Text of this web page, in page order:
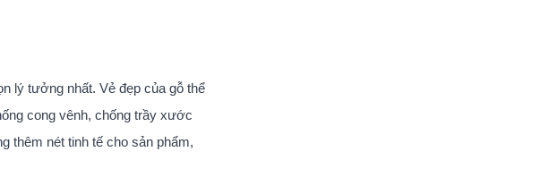
lý tưởng nhất. Vẻ đẹp của gỗ thể
cong vênh, chống trầy xước
thêm nét tinh tế cho sản phẩm,